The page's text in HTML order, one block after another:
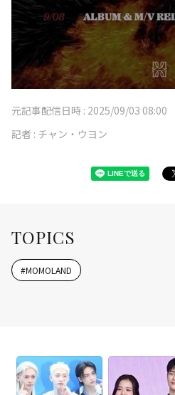
元記事配信日時 : 2025/09/03 08:00
記者 : チャン・ウヨン
TOPICS
#MOMOLAND